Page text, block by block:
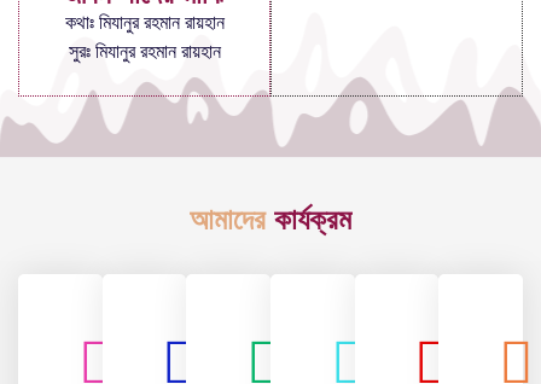
কথাঃ মিযানুর রহমান রায়হান
সুরঃ মিযানুর রহমান রায়হান
আমাদের কার্যক্রম